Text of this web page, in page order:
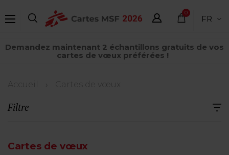
au
principal
Demandez maintenant 2 échantillons gratuits de vos
cartes de vœux préférées !
0
élémentFR
Fil
Accueil Cartes de vœux
Filtre
Cartes de vœux